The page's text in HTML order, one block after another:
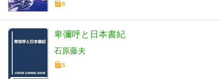
6
卑彌呼と日本書紀
石原藤夫
5